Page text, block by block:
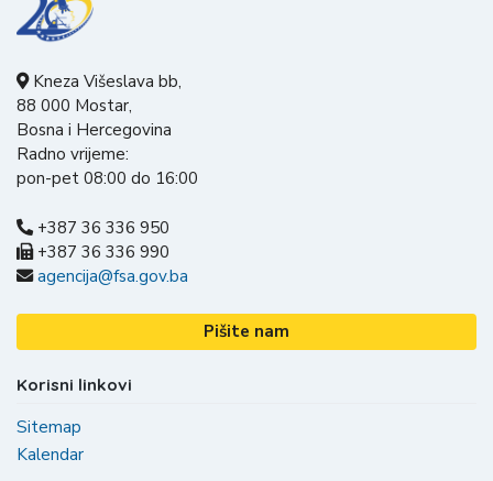
Kneza Višeslava bb,
88 000 Mostar,
Bosna i Hercegovina
Radno vrijeme:
pon-pet 08:00 do 16:00
+387 36 336 950
+387 36 336 990
agencija@fsa.gov.ba
Pišite nam
Korisni linkovi
Sitemap
Kalendar